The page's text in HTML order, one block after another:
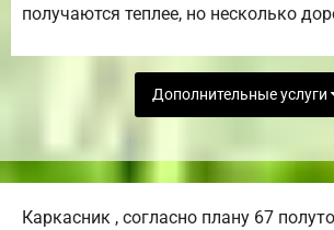
получаются теплее, но несколько
Дополнительные услуги
Каркасник , согласно плану 67